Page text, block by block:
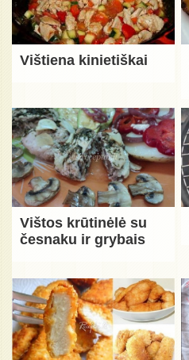
Vištiena kinietiškai
Vištos krūtinėlė su
česnaku ir grybais